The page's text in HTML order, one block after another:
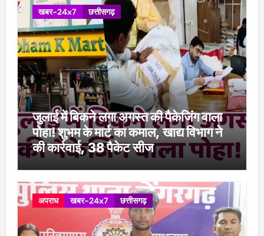
खबर-24x7 छत्तीसगढ़
जुलाई में बिकने लगा अगस्त की पैकेजिंग वाला
पोहा! शुभम के मार्ट का कमाल, खाद्य विभाग ने
की कार्रवाई, 38 पैकेट सीज
अपराध खबर-24x7 छत्तीसगढ़